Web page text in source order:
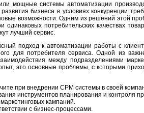
мощные системы автоматизации
бизнеса в условиях конкуренции
возможности. Одним из решений этой
одинаковых потребительских качествах
лучший сервис.
подход к автоматизации работы с
для потребителя сервиса. Одной из
между подразделениями
это основные проблемы, с которыми
при внедрении СРМ системы в своей
инструментов планирования и контроля
кампаний.
с бизнес-процессами.